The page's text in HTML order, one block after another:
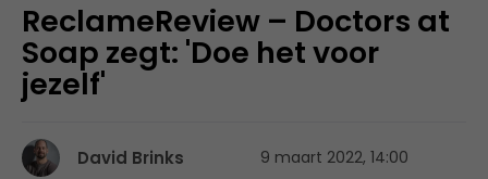
ReclameReview – Doctors at
Soap zegt: 'Doe het voor
jezelf'
David Brinks 9 maart 2022, 14:00